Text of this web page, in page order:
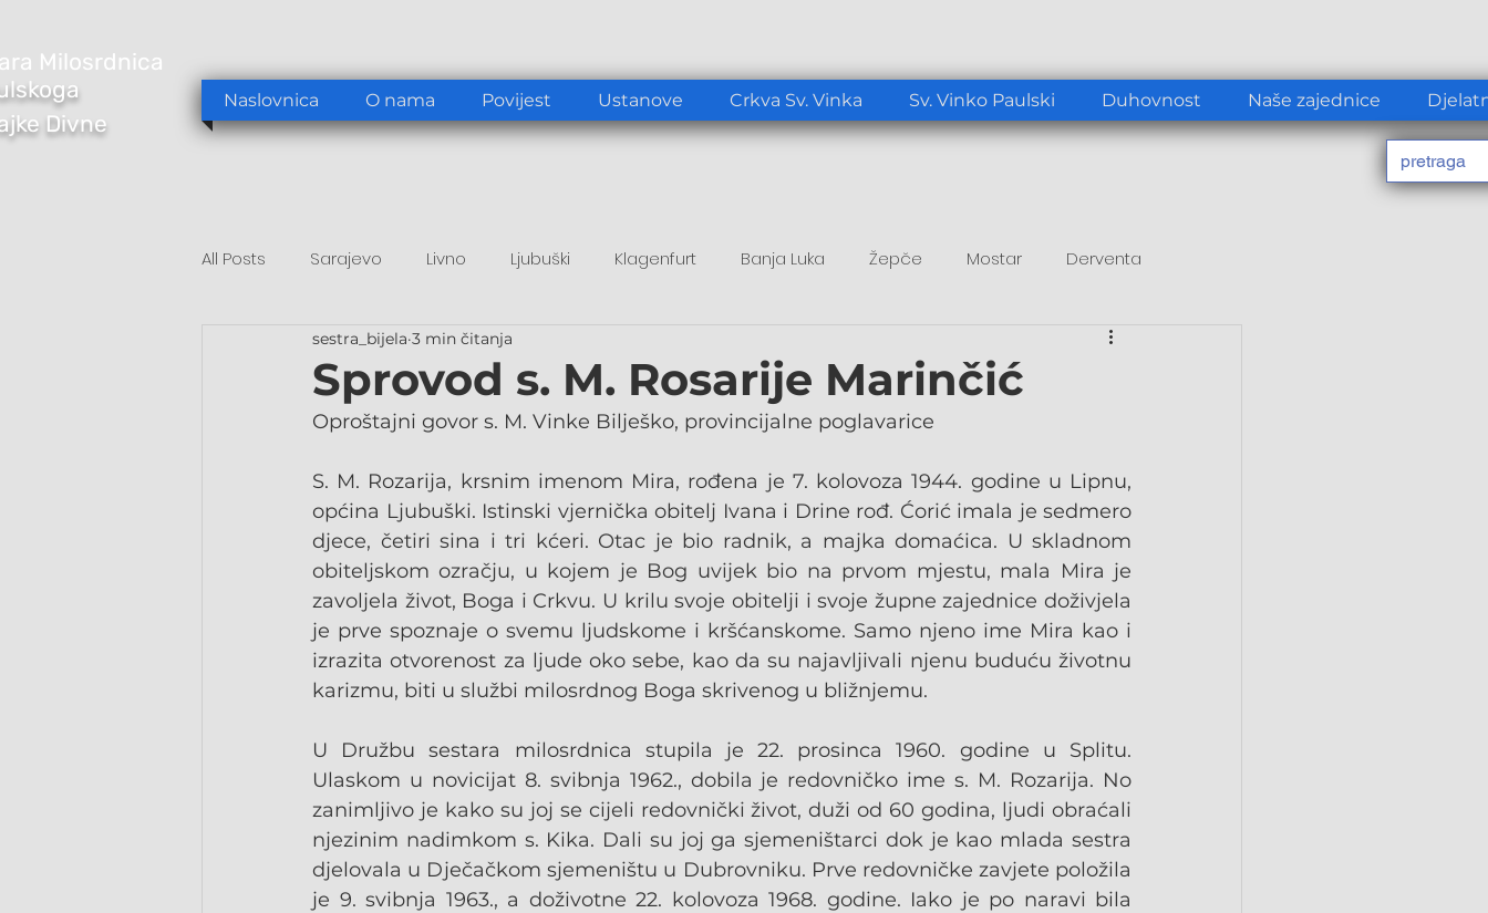
Naslovnica O nama Povijest Ustanove Crkva Sv. Vinka Sv. Vinko Paulski Duhovnost Naše zajednice
Milosrdnica
Divne
All Posts Sarajevo Livno Ljubuški Klagenfurt Banja Luka Žepče Mostar Derventa
Tomislavgrad Sarajevo/Stup
Sprovod s. M. Rosarije Marinčić
sestra_bijela 3 min čitanja
Oproštajni govor s. M. Vinke Bilješko, provincijalne poglavarice
S. M. Rozarija, krsnim imenom Mira, rođena je 7. kolovoza 1944. godine u Lipnu,
općina Ljubuški. Istinski vjernička obitelj Ivana i Drine rođ. Ćorić imala je sedmero
djece, četiri sina i tri kćeri. Otac je bio radnik, a majka domaćica. U skladnom
obiteljskom ozračju, u kojem je Bog uvijek bio na prvom mjestu, mala Mira je
zavoljela život, Boga i Crkvu. U krilu svoje obitelji i svoje župne zajednice doživjela
je prve spoznaje o svemu ljudskome i kršćanskome. Samo njeno ime Mira kao i
izrazita otvorenost za ljude oko sebe, kao da su najavljivali njenu buduću životnu
karizmu, biti u službi milosrdnog Boga skrivenog u bližnjemu.
U Družbu sestara milosrdnica stupila je 22. prosinca 1960. godine u Splitu.
Ulaskom u novicijat 8. svibnja 1962., dobila je redovničko ime s. M. Rozarija. No
zanimljivo je kako su joj se cijeli redovnički život, duži od 60 godina, ljudi obraćali
njezinim nadimkom s. Kika. Dali su joj ga sjemeništarci dok je kao mlada sestra
djelovala u Dječačkom sjemeništu u Dubrovniku. Prve redovničke zavjete položila
je 9. svibnja 1963., a doživotne 22. kolovoza 1968. godine. Iako je po naravi bila